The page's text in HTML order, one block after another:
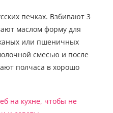
печках. Взбивают 3
маслом форму для
или пшеничных
смесью и после
полчаса в хорошо